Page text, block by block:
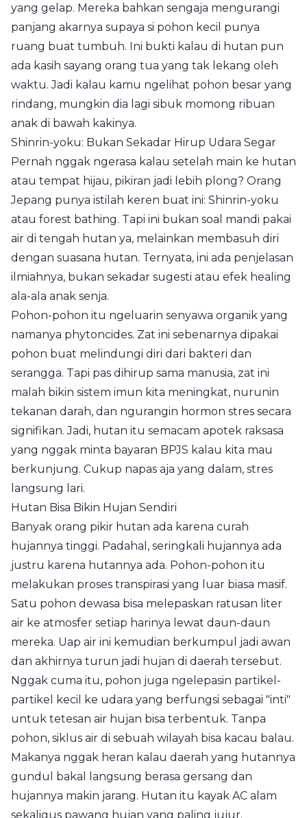
yang gelap. Mereka bahkan sengaja mengurangi
panjang akarnya supaya si pohon kecil punya
ruang buat tumbuh. Ini bukti kalau di hutan pun
ada kasih sayang orang tua yang tak lekang oleh
waktu. Jadi kalau kamu ngelihat pohon besar yang
rindang, mungkin dia lagi sibuk momong ribuan
anak di bawah kakinya.
Shinrin-yoku: Bukan Sekadar Hirup Udara Segar
Pernah nggak ngerasa kalau setelah main ke hutan
atau tempat hijau, pikiran jadi lebih plong? Orang
Jepang punya istilah keren buat ini: Shinrin-yoku
atau forest bathing. Tapi ini bukan soal mandi pakai
air di tengah hutan ya, melainkan membasuh diri
dengan suasana hutan. Ternyata, ini ada penjelasan
ilmiahnya, bukan sekadar sugesti atau efek healing
ala-ala anak senja.
Pohon-pohon itu ngeluarin senyawa organik yang
namanya phytoncides. Zat ini sebenarnya dipakai
pohon buat melindungi diri dari bakteri dan
serangga. Tapi pas dihirup sama manusia, zat ini
malah bikin sistem imun kita meningkat, nurunin
tekanan darah, dan ngurangin hormon stres secara
signifikan. Jadi, hutan itu semacam apotek raksasa
yang nggak minta bayaran BPJS kalau kita mau
berkunjung. Cukup napas aja yang dalam, stres
langsung lari.
Hutan Bisa Bikin Hujan Sendiri
Banyak orang pikir hutan ada karena curah
hujannya tinggi. Padahal, seringkali hujannya ada
justru karena hutannya ada. Pohon-pohon itu
melakukan proses transpirasi yang luar biasa masif.
Satu pohon dewasa bisa melepaskan ratusan liter
air ke atmosfer setiap harinya lewat daun-daun
mereka. Uap air ini kemudian berkumpul jadi awan
dan akhirnya turun jadi hujan di daerah tersebut.
Nggak cuma itu, pohon juga ngelepasin partikel-
partikel kecil ke udara yang berfungsi sebagai "inti"
untuk tetesan air hujan bisa terbentuk. Tanpa
pohon, siklus air di sebuah wilayah bisa kacau balau.
Makanya nggak heran kalau daerah yang hutannya
gundul bakal langsung berasa gersang dan
hujannya makin jarang. Hutan itu kayak AC alam
sekaligus pawang hujan yang paling jujur.